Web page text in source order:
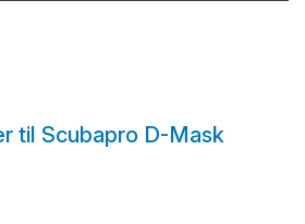
til Scubapro D-Mask